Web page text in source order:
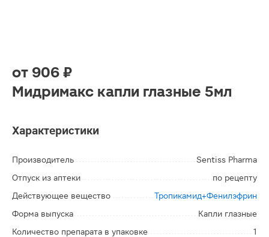
от 906 ₽
Мидримакс капли глазные 5мл
Характеристики
Производитель
Sentiss Pharma
Отпуск из аптеки
по рецепту
Действующее вещество
Тропикамид+Фенилэфрин
Форма выпуска
Капли глазные
Количество препарата в упаковке
1